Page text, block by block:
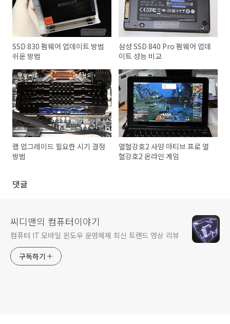
SSD 830 펌웨어 업데이트 방법
쉬운 방법
삼성 SSD 840 Pro 펌웨어 업데
이트 성능 비교
램 업그레이드 필요한 시기 결정
방법
열혈강호2 사양 아티브 프로 열
혈강호2 온라인 게임
댓글
씨디맨의 컴퓨터이야기
컴퓨터 IT 모바일 윈도우 운영체제 최신 트랜드 영상 리뷰
구독하기